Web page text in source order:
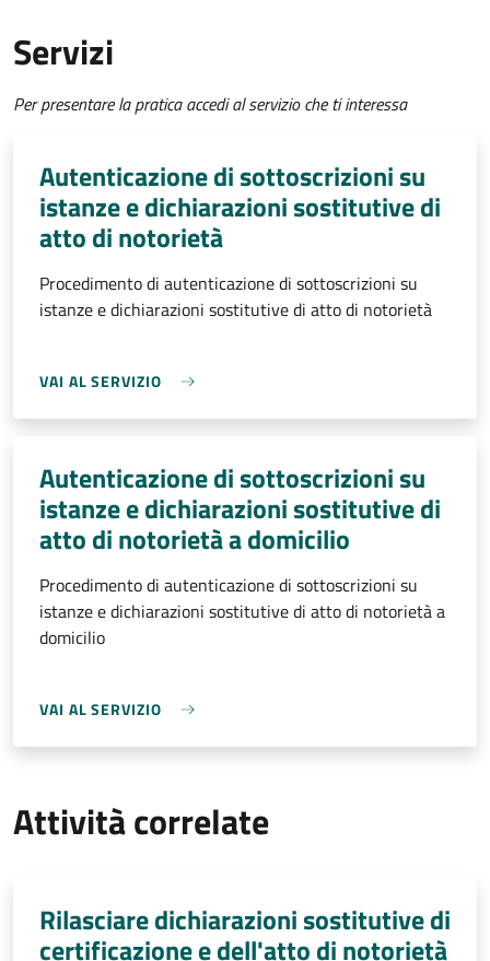
Servizi
Per presentare la pratica accedi al servizio che ti interessa
Autenticazione di sottoscrizioni su
istanze e dichiarazioni sostitutive di
atto di notorietà
Procedimento di autenticazione di sottoscrizioni su
istanze e dichiarazioni sostitutive di atto di notorietà
VAI AL SERVIZIO
Autenticazione di sottoscrizioni su
istanze e dichiarazioni sostitutive di
atto di notorietà a domicilio
Procedimento di autenticazione di sottoscrizioni su
istanze e dichiarazioni sostitutive di atto di notorietà a
domicilio
VAI AL SERVIZIO
Attività correlate
Rilasciare dichiarazioni sostitutive di
certificazione e dell'atto di notorietà